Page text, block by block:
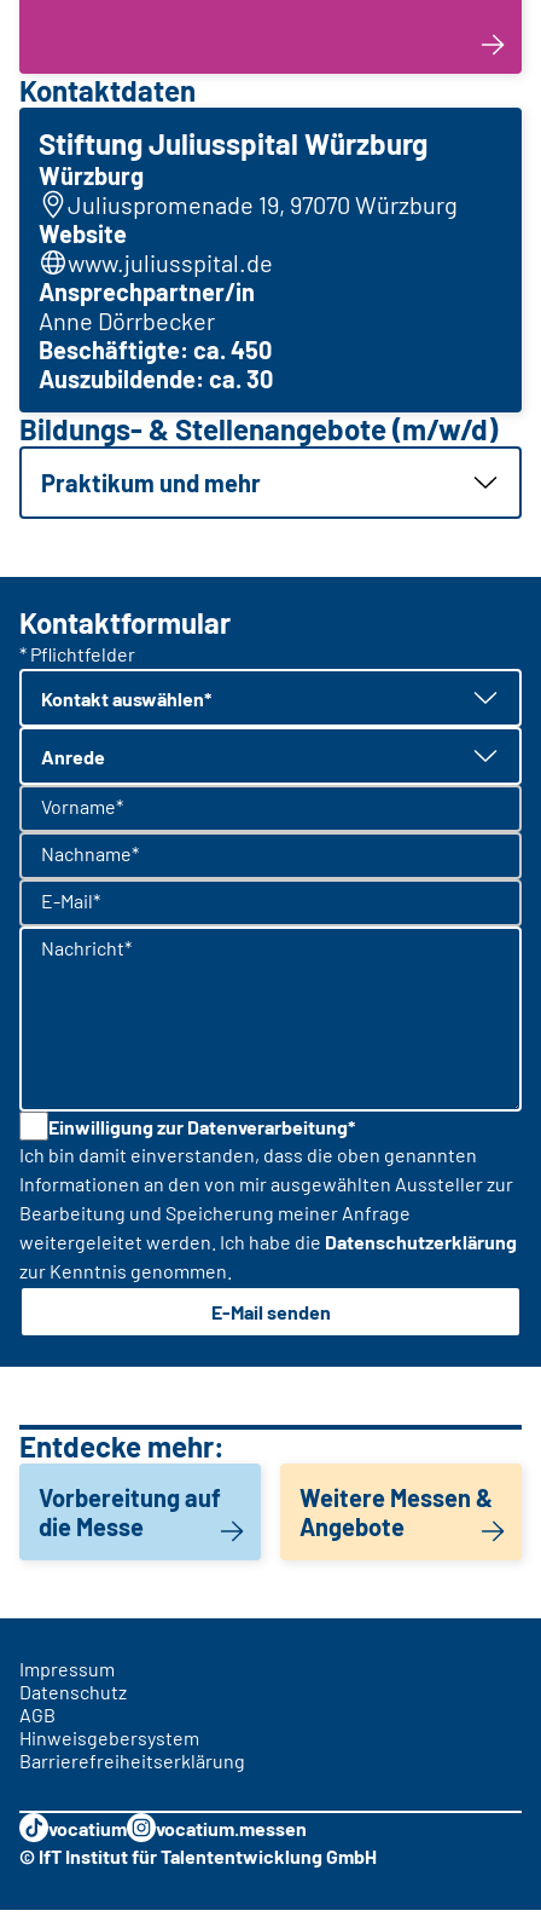
Kontaktdaten
Stiftung Juliusspital Würzburg
Würzburg
Juliuspromenade 19, 97070 Würzburg
Website
www.juliusspital.de
Ansprechpartner/in
Anne Dörrbecker
Beschäftigte: ca. 450
Auszubildende: ca. 30
Bildungs- & Stellenangebote (m/w/d)
Praktikum und mehr
Kontaktformular
* Pflichtfelder
Kontakt auswählen*
Anrede
Vorname*
Nachname*
E-Mail*
Nachricht*
Einwilligung zur Datenverarbeitung*
Ich bin damit einverstanden, dass die oben genannten
Informationen an den von mir ausgewählten Aussteller zur
Bearbeitung und Speicherung meiner Anfrage
weitergeleitet werden. Ich habe die Datenschutzerklärung
zur Kenntnis genommen.
E-Mail senden
Entdecke mehr:
Vorbereitung auf
die Messe
Weitere Messen &
Angebote
Impressum
Datenschutz
AGB
Hinweisgebersystem
Barrierefreiheitserklärung
vocatium
vocatium.messen
© IfT Institut für Talententwicklung GmbH